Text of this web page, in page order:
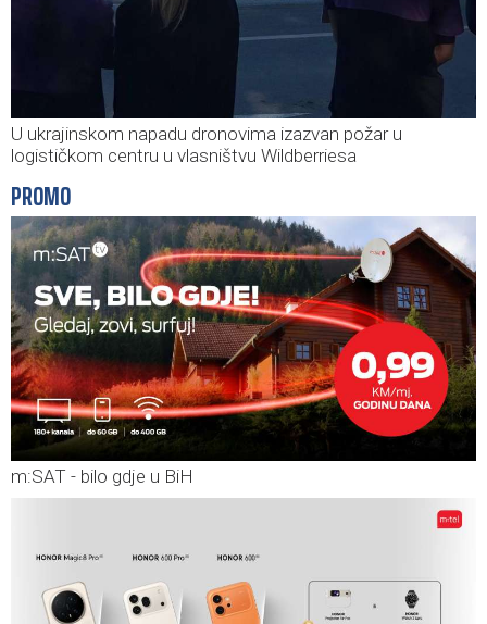
U ukrajinskom napadu dronovima izazvan požar u
logističkom centru u vlasništvu Wildberriesa
PROMO
m:SAT - bilo gdje u BiH